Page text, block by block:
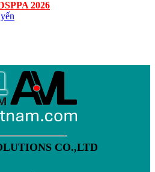
2026
CO.,LTD